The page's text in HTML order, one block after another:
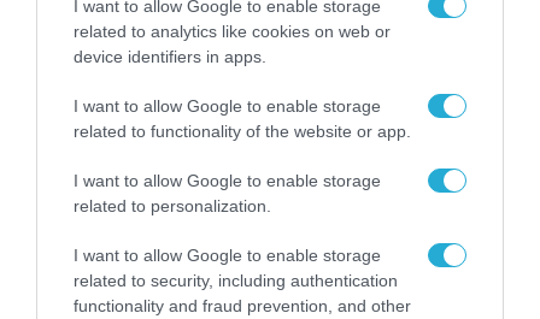
I want to allow Google to enable storage
related to analytics like cookies on web or
device identifiers in apps.
I want to allow Google to enable storage
related to functionality of the website or app.
I want to allow Google to enable storage
related to personalization.
I want to allow Google to enable storage
related to security, including authentication
functionality and fraud prevention, and other
06.08.2026 | 09:03
«Οι εντελώς αθώοι»: Η ανάρτηση του Αρκά για
τα ζώα που χάθηκαν στις πυρκαγιές της
Αττικής (φωτο)